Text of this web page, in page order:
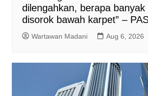
dilengahkan, berapa banyak
disorok bawah karpet” –
Wartawan Madani Aug 6, 2026